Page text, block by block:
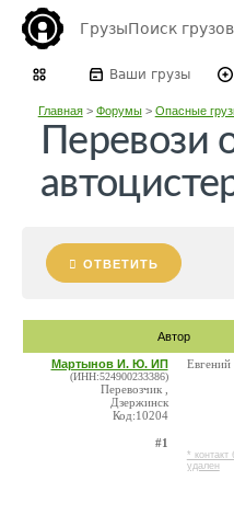
ГрузыПоиск грузов
Ваши грузы
Главная> Форумы> Опасные
Перевози
ОТВЕТИТЬ
Автор
Мартынов И. Ю. ИП
(ИНН:524900233386)
Перевозчик ,
Дзержинск
Код:10204
#1
Евгений
* контакт
удален